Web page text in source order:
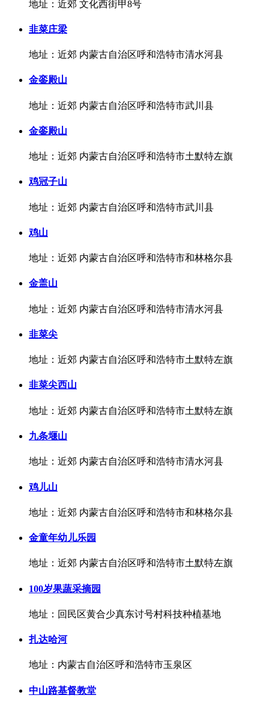
地址：近郊 文化西街甲8号
韭菜庄梁
地址：近郊 内蒙古自治区呼和浩特市清水河县
金銮殿山
地址：近郊 内蒙古自治区呼和浩特市武川县
金銮殿山
地址：近郊 内蒙古自治区呼和浩特市土默特左旗
鸡冠子山
地址：近郊 内蒙古自治区呼和浩特市武川县
鸡山
地址：近郊 内蒙古自治区呼和浩特市和林格尔县
金盖山
地址：近郊 内蒙古自治区呼和浩特市清水河县
韭菜尖
地址：近郊 内蒙古自治区呼和浩特市土默特左旗
韭菜尖西山
地址：近郊 内蒙古自治区呼和浩特市土默特左旗
九条堰山
地址：近郊 内蒙古自治区呼和浩特市清水河县
鸡儿山
地址：近郊 内蒙古自治区呼和浩特市和林格尔县
金童年幼儿乐园
地址：近郊 内蒙古自治区呼和浩特市土默特左旗
100岁果蔬采摘园
地址：回民区黄合少真东讨号村科技种植基地
扎达哈河
地址：内蒙古自治区呼和浩特市玉泉区
中山路基督教堂